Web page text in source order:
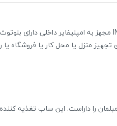
منزل یا محل کار یا فروشگاه یا
را داراست. این ساب تغذیه
49,700,000 تومان
36,281,000 تومان
علاقه مندی